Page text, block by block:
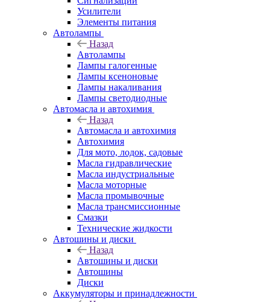
Усилители
Элементы питания
Автолампы
Назад
Автолампы
Лампы галогенные
Лампы ксеноновые
Лампы накаливания
Лампы светодиодные
Автомасла и автохимия
Назад
Автомасла и автохимия
Автохимия
Для мото, лодок, садовые
Масла гидравлические
Масла индустриальные
Масла моторные
Масла промывочные
Масла трансмиссионные
Смазки
Технические жидкости
Автошины и диски
Назад
Автошины и диски
Автошины
Диски
Аккумуляторы и принадлежности